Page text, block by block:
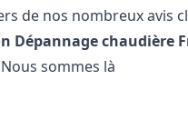
de nos nombreux avis
Dépannage chaudière
sommes là